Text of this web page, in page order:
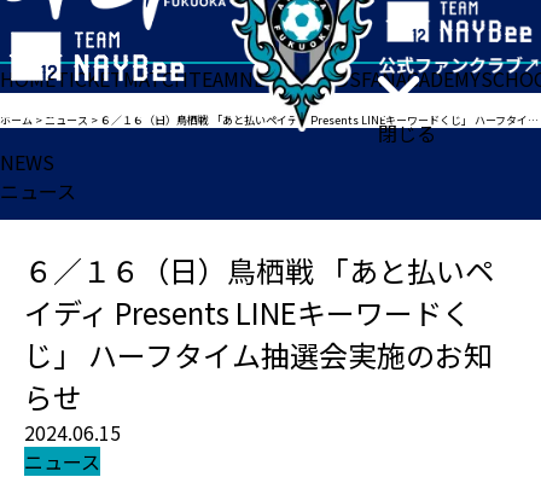
閉じる
HOMETICKETMATCHTEAMNEWSGOODSFANACADEMY
ホーム >ニュース > ６／１６（日）鳥栖戦 「あと払いペイディ Presents LINEキーワードくじ」 ハーフタイム抽選会実施のお知らせ
NEWS
ニュース
６／１６（日）鳥栖戦 「あと払いペ
イディ Presents LINEキーワードく
じ」 ハーフタイム抽選会実施のお知
らせ
2024.06.15
ニュース